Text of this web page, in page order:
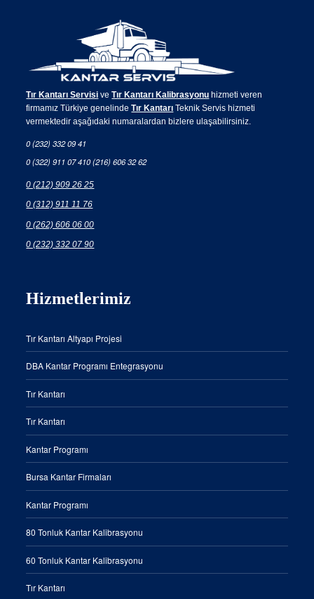
Tır Kantarı Servisi veTır Kantarı Kalibrasyonu hizmeti veren
firmamız Türkiye genelindeTır Kantarı Teknik Servis hizmeti
vermektedir aşağıdaki numaralardan bizlere ulaşabilirsiniz.
0 (232) 332 09 41
0 (322) 911 07 410 (216) 606 32 62
0 (212) 909 26 25
0 (312) 911 11 76
0 (262) 606 06 00
0 (232) 332 07 90
Hizmetlerimiz
Tır Kantarı Altyapı Projesi
DBA Kantar Programı Entegrasyonu
Tır Kantarı
Tır Kantarı
Kantar Programı
Bursa Kantar Firmaları
Kantar Programı
80 Tonluk Kantar Kalibrasyonu
60 Tonluk Kantar Kalibrasyonu
Tır Kantarı